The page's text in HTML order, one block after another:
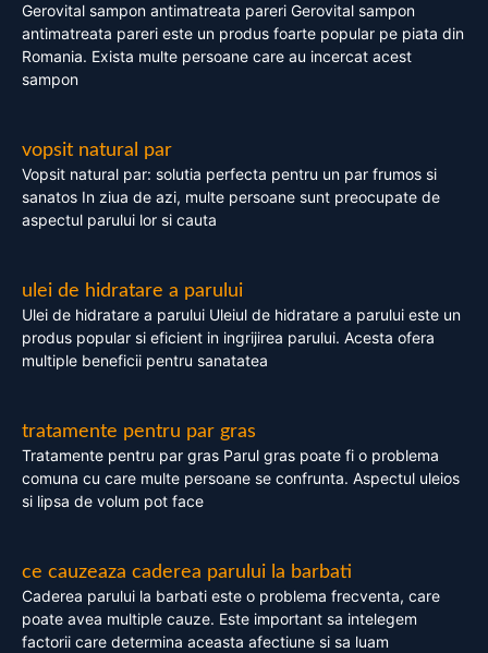
Gerovital sampon antimatreata pareri Gerovital sampon
antimatreata pareri este un produs foarte popular pe piata din
Romania. Exista multe persoane care au incercat acest
sampon
vopsit natural par
Vopsit natural par: solutia perfecta pentru un par frumos si
sanatos In ziua de azi, multe persoane sunt preocupate de
aspectul parului lor si cauta
ulei de hidratare a parului
Ulei de hidratare a parului Uleiul de hidratare a parului este un
produs popular si eficient in ingrijirea parului. Acesta ofera
multiple beneficii pentru sanatatea
tratamente pentru par gras
Tratamente pentru par gras Parul gras poate fi o problema
comuna cu care multe persoane se confrunta. Aspectul uleios
si lipsa de volum pot face
ce cauzeaza caderea parului la barbati
Caderea parului la barbati este o problema frecventa, care
poate avea multiple cauze. Este important sa intelegem
factorii care determina aceasta afectiune si sa luam